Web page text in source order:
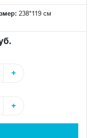
238*119 см
+
+